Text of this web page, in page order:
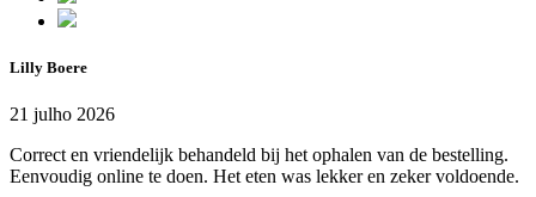
Lilly Boere
21 julho 2026
Correct en vriendelijk behandeld bij het ophalen van de bestelling.
Eenvoudig online te doen. Het eten was lekker en zeker voldoende.